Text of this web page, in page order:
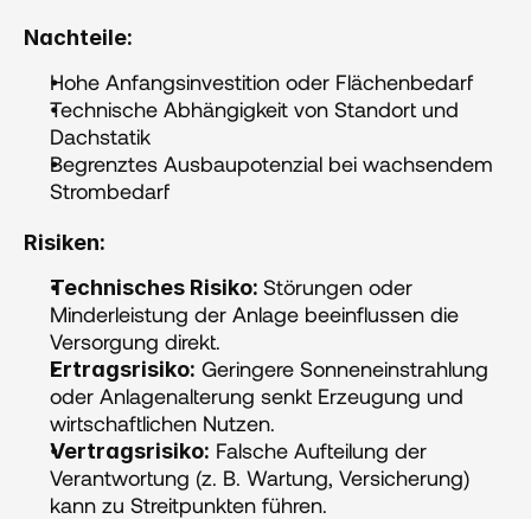
Nachteile:
Hohe Anfangsinvestition oder Flächenbedarf
Technische Abhängigkeit von Standort und
Dachstatik
Begrenztes Ausbaupotenzial bei wachsendem
Strombedarf
Risiken:
Technisches Risiko: Störungen oder
Minderleistung der Anlage beeinflussen die
Versorgung direkt.
Ertragsrisiko: Geringere Sonneneinstrahlung
oder Anlagenalterung senkt Erzeugung und
wirtschaftlichen Nutzen.
Vertragsrisiko: Falsche Aufteilung der
Verantwortung (z. B. Wartung, Versicherung)
kann zu Streitpunkten führen.